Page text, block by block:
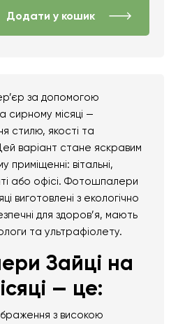
Додати у кошик
за допомогою
сирному місяці —
стилю, якості та
варіант стане яскравим
приміщенні: вітальні,
або офісі. Фотошпалери
виготовлені з екологічно
для здоров’я, мають
та ультрафіолету.
Зайці на
— це:
з високою